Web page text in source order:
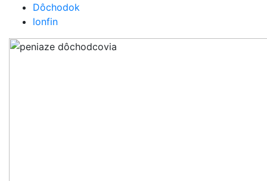
Dôchodok
lonfin